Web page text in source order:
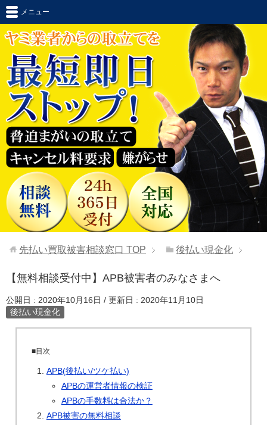
メニュー
先払い買取被害相談窓口 TOP 後払い現金化
【無料相談受付中】APB被害者のみなさまへ
公開日 : 2020年10月16日 / 更新日 : 2020年11月10日
後払い現金化
■目次
APB(後払い/ツケ払い)
APBの運営者情報の検証
APBの手数料は合法か？
APB被害の無料相談